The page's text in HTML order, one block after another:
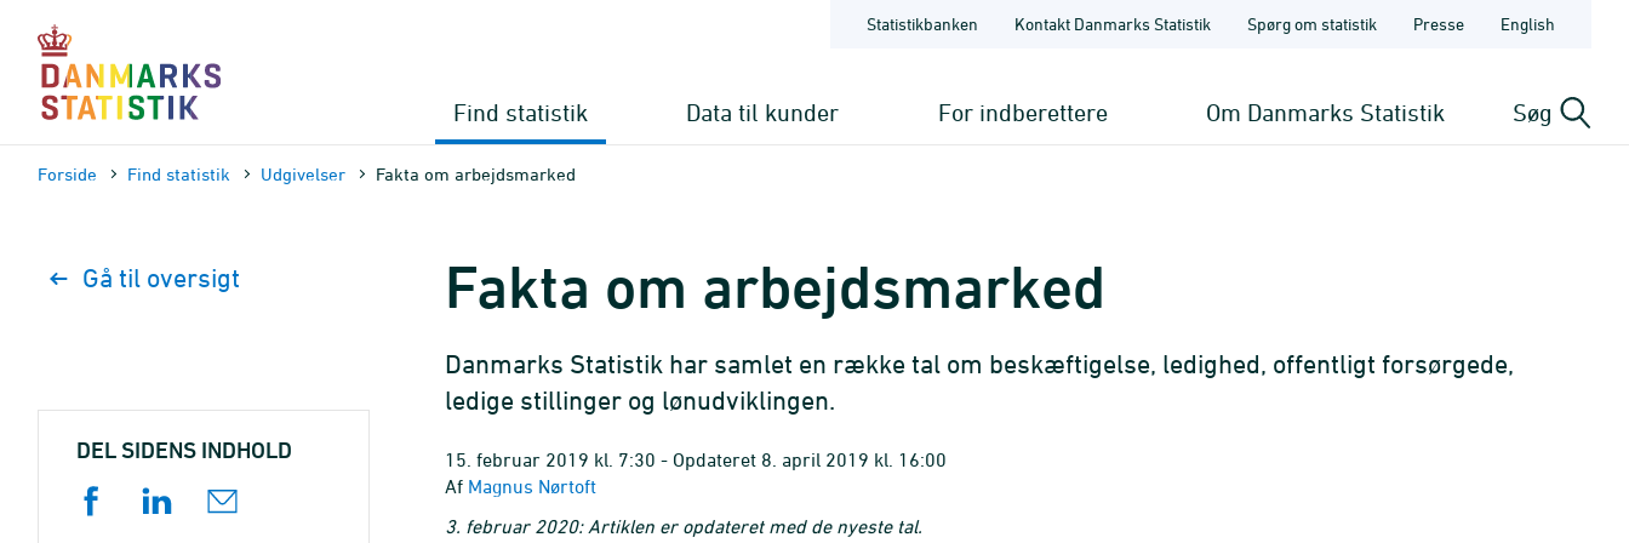
sidens
indhold
Statistikbanken Kontakt Danmarks Statistik Spørg om statistik Presse English
Find statistik Data til kunder For indberettere Om Danmarks Statistik Søg
Forside Find statistik Udgivelser Fakta om arbejdsmarked
Fakta om arbejdsmarked
Danmarks Statistik har samlet en række tal om beskæftigelse, ledighed, offentligt forsørgede,
ledige stillinger og lønudviklingen.
15. februar 2019 kl. 7:30 - Opdateret 8. april 2019 kl. 16:00
Af Magnus Nørtoft
3. februar 2020: Artiklen er opdateret med de nyeste tal.
Gå til oversigt
DEL SIDENS INDHOLD